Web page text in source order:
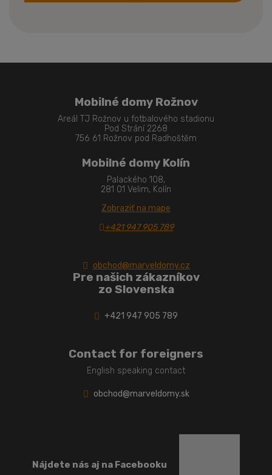
Mobilné domy Rožnov
Areál TJ Rožnov u fotbalového stadionu
Pod Strání 2268
756 61 Rožnov pod Radhoštěm
Mobilné domy Kolín
Palackého 108,
281 01 Velim, Kolín
Zobraziť na mape
+421 947 905 789
obchod@marveldomy.cz
Pre našich zákazníkov
zo Slovenska
+421 947 905 789
Contact for foreigners
English speaking contact
obchod@marveldomy.sk
Nájdete nás aj na Facebooku